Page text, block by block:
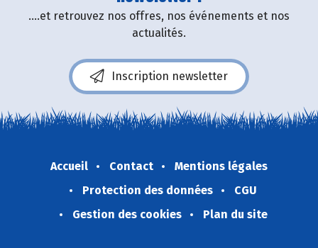
....et retrouvez nos offres, nos événements et nos
actualités.
Inscription newsletter
Accueil Contact
Mentions légales
Protection des données
CGU
Gestion des cookies
Plan du site